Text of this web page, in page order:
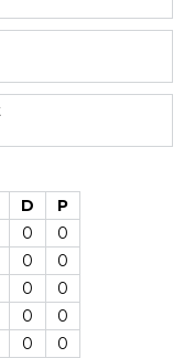
D
P
0
0
0
0
0
0
0
0
0
0